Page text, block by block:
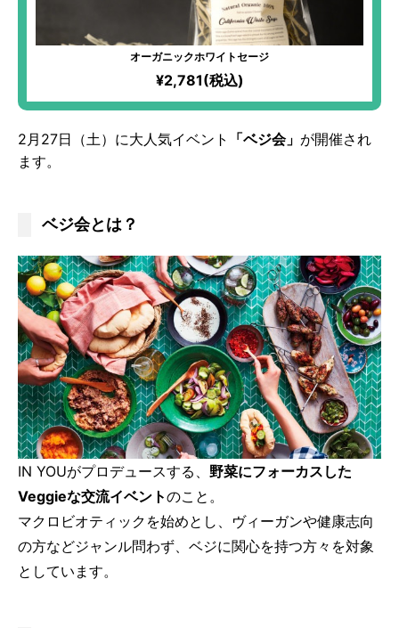
オーガニックホワイトセージ
¥2,781(税込)
2月27日（土）に大人気イベント 「ベジ会」 が開催され
ます。
ベジ会とは？
IN YOUがプロデュースする、 野菜にフォーカスした
Veggieな交流イベントのこと。
マクロビオティックを始めとし、ヴィーガンや健康志向
の方などジャンル問わず、ベジに関心を持つ方々を対象
としています。